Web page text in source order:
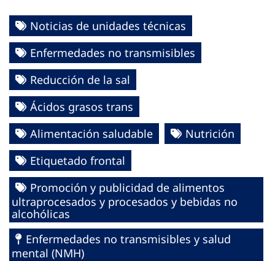
Noticias de unidades técnicas
Enfermedades no transmisibles
Reducción de la sal
Ácidos grasos trans
Alimentación saludable
Nutrición
Etiquetado frontal
Promoción y publicidad de alimentos
ultraprocesados y procesados y bebidas no
alcohólicas
Enfermedades no transmisibles y salud
mental (NMH)